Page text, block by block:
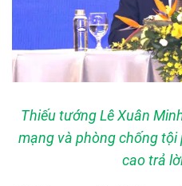
Thiếu tướng Lê Xuân
mạng và phòng chống
cao trả